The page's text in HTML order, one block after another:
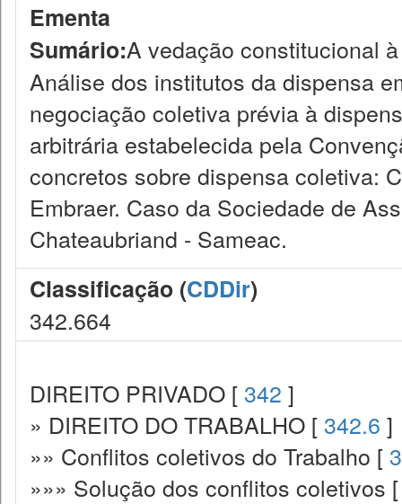
Ementa
Sumário:A vedação constitucional
Análise dos institutos da dispensa
negociação coletiva prévia à
arbitrária estabelecida pela
concretos sobre dispensa coletiva:
Embraer. Caso da Sociedade de
Chateaubriand - Sameac.
Classificação (CDDir)
342.664
DIREITO PRIVADO [ 342 ]
» DIREITO DO TRABALHO [ 342.6 ]
»» Conflitos coletivos do Trabalho [
»»» Solução dos conflitos coletivos